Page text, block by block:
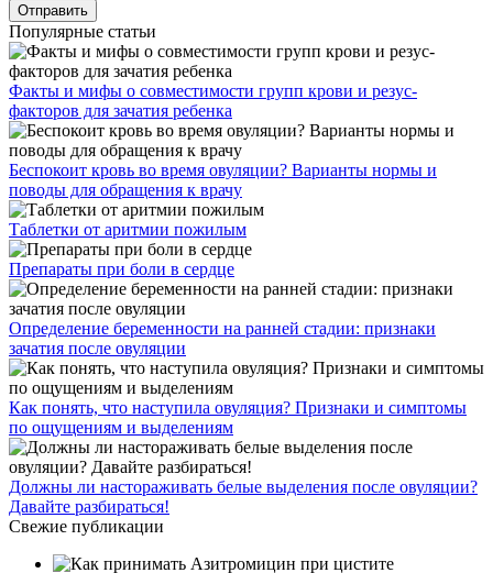
Популярные статьи
Факты и мифы о совместимости групп крови и резус-
факторов для зачатия ребенка
Беспокоит кровь во время овуляции? Варианты нормы и
поводы для обращения к врачу
Таблетки от аритмии пожилым
Препараты при боли в сердце
Определение беременности на ранней стадии: признаки
зачатия после овуляции
Как понять, что наступила овуляция? Признаки и симптомы
по ощущениям и выделениям
Должны ли настораживать белые выделения после овуляции?
Давайте разбираться!
Свежие публикации